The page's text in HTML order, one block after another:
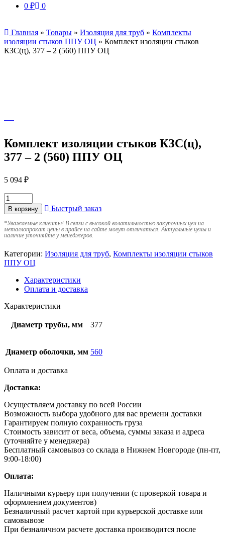
0 ₽ 0
Главная » Товары » Изоляция для труб » Комплекты
изоляции стыков ППУ ОЦ » Комплект изоляции стыков
КЗС(ц), 377 – 2 (560) ППУ ОЦ
Комплект изоляции стыков КЗС(ц),
377 – 2 (560) ППУ ОЦ
5 094 ₽
В корзину Быстрый заказ
*Уважаемые клиенты! В связи с высокой волатильностью закупочных цен на
металлопрокат цены в прайсе на сайте могут отличаться. Актуальные цены и
наличие уточняйте у менеджеров.
Категории: Изоляция для труб, Комплекты изоляции стыков
ППУ ОЦ
Характеристики
Оплата и доставка
Характеристики
Диаметр трубы, мм 377
Диаметр оболочки, мм 560
Оплата и доставка
Доставка:
Осуществляем доставку по всей России
Возможность выбора удобного для вас времени доставки
Гарантируем полную сохранность груза
Стоимость зависит от веса, объема, суммы заказа и адреса
(уточняйте у менеджера)
Бесплатный самовывоз со склада в Нижнем Новгороде (пн-пт,
9:00-18:00)
Оплата:
Наличными курьеру при получении (с проверкой товара и
оформлением документов)
Безналичный расчет картой при курьерской доставке или
самовывозе
При безналичном расчете доставка производится после